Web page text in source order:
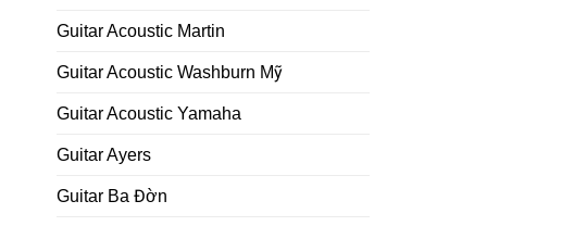
Guitar Acoustic Martin
Guitar Acoustic Washburn Mỹ
Guitar Acoustic Yamaha
Guitar Ayers
Guitar Ba Đờn